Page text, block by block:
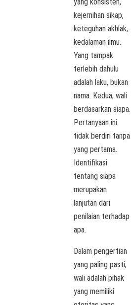
yang konsisten,
kejernihan sikap,
keteguhan akhlak,
kedalaman ilmu.
Yang tampak
terlebih dahulu
adalah laku, bukan
nama. Kedua, wali
berdasarkan siapa.
Pertanyaan ini
tidak berdiri tanpa
yang pertama.
Identifikasi
tentang siapa
merupakan
lanjutan dari
penilaian terhadap
apa.
Dalam pengertian
yang paling pasti,
wali adalah pihak
yang memiliki